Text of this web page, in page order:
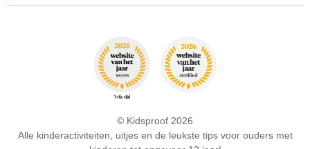
© Kidsproof 2026
Alle kinderactiviteiten, uitjes en de leukste tips voor ouders met